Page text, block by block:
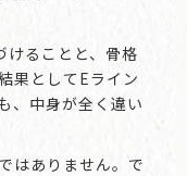
けることと、骨格
果としてEライン
、中身が全く違い
はありません。で